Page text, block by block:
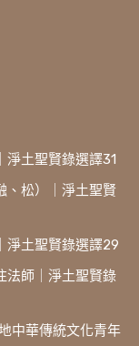
淨土聖賢錄選譯31
、松）｜淨土聖賢
淨土聖賢錄選譯29
法師｜淨土聖賢錄
中華傳統文化青年